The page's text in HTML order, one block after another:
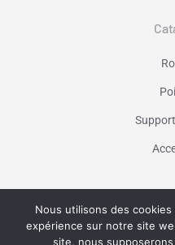
Vaniseo - votre
En savoir plus
Nous utilisons des
expérience sur notre site
site, nous